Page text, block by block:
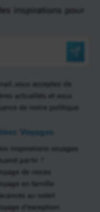
inspirations pour
vous acceptez de
actualités et vous
de notre politique
Voyages
inspirations voyages
Quand partir ?
de noces
en famille
au soleil
d'exception